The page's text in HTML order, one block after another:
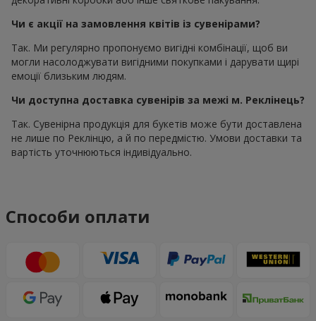
Чи є акції на замовлення квітів із сувенірами?
Так. Ми регулярно пропонуємо вигідні комбінації, щоб ви
могли насолоджувати вигідними покупками і дарувати щирі
емоції близьким людям.
Чи доступна доставка сувенірів за межі м. Реклінець?
Так. Сувенірна продукція для букетів може бути доставлена
не лише по Реклінцю, а й по передмістю. Умови доставки та
вартість уточнюються індивідуально.
Способи оплати